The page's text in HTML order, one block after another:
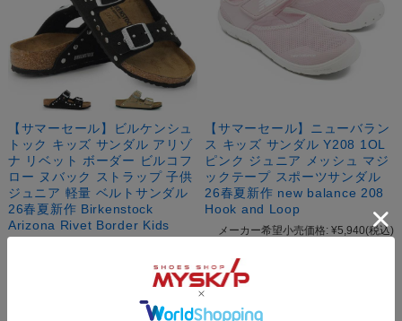
【サマーセール】ビルケンシュ
トック キッズ サンダル アリゾ
ナ リベット ボーダー ビルコフ
ロー ヌバック ストラップ 子供
ジュニア 軽量 ベルトサンダル
26春夏新作 Birkenstock
Arizona Rivet Border Kids
【会員SALE！8月11日23時59分ま
¥9,405(税込)
【サマーセール】ニューバラン
ス キッズ サンダル Y208 1OL
ピンク ジュニア メッシュ マジ
ックテープ スポーツサンダル
26春夏新作 new balance 208
Hook and Loop
メーカー希望小売価格: ¥5,940(税込)